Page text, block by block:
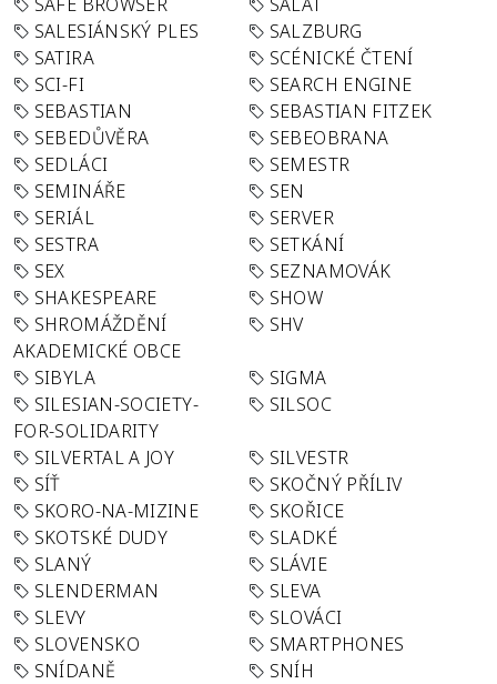
SALESIÁNSKÝ PLES
SALZBURG
SATIRA
SCÉNICKÉ ČTENÍ
SCI-FI
SEARCH ENGINE
SEBASTIAN
SEBASTIAN FITZEK
SEBEDŮVĚRA
SEBEOBRANA
SEDLÁCI
SEMESTR
SEMINÁŘE
SEN
SERIÁL
SERVER
SESTRA
SETKÁNÍ
SEX
SEZNAMOVÁK
SHAKESPEARE
SHOW
SHROMÁŽDĚNÍ
AKADEMICKÉ OBCE
SHV
SIBYLA
SIGMA
SILESIAN-SOCIETY-
FOR-SOLIDARITY
SILSOC
SILVERTAL A JOY
SILVESTR
SÍŤ
SKOČNÝ PŘÍLIV
SKORO-NA-MIZINE
SKOŘICE
SKOTSKÉ DUDY
SLADKÉ
SLANÝ
SLÁVIE
SLENDERMAN
SLEVA
SLEVY
SLOVÁCI
SLOVENSKO
SMARTPHONES
SNÍDANĚ
SNÍH